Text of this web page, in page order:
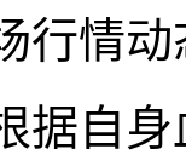
行情
据自